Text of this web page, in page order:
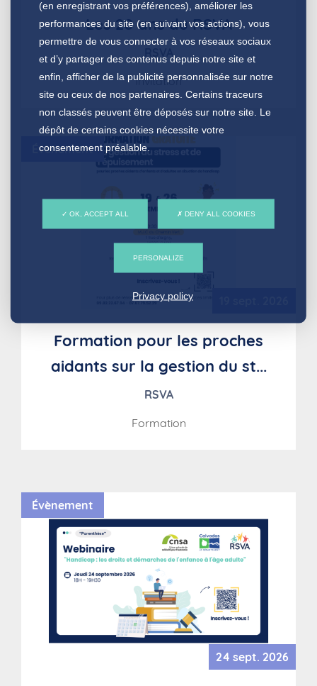
Les 20 ans du RSVA
RSVA
Invitation
Formation pour les proches
aidants sur la gestion du st...
RSVA
Formation
Évènement
Évènement
24 sept. 2026
(en enregistrant vos préférences), améliorer les
performances du site (en suivant vos actions), vous
permettre de vous connecter à vos réseaux sociaux
et d’y partager des contenus depuis notre site et
enfin, afficher de la publicité personnalisée sur notre
site ou ceux de nos partenaires. Certains traceurs
non classés peuvent être déposés sur notre site. Le
dépôt de certains cookies nécessite votre
consentement préalable.
OK, ACCEPT ALL DENY ALL COOKIES
PERSONALIZE
Privacy policy